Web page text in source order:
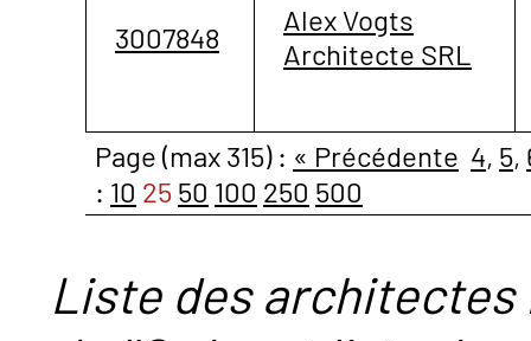
3007848
Alex Vogts
Architecte SRL
Page (max 315) : « Précédente 4, 5,
: 10 25 50 100 250 500
Liste des